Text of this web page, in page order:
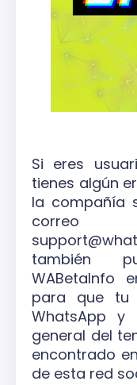
Si eres
tienes algún
la compañía
correo
también
WABetaInfo
para que tu
WhatsApp y
general del
encontrado
de esta red